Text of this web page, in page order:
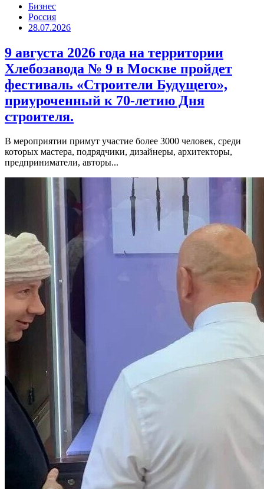
Бизнес
Россия
28.07.2026
9 августа 2026 года на территории
Хлебозавода № 9 в Москве пройдет
фестиваль «Строители Будущего»,
приуроченный к 70-летию Дня
строителя.
В мероприятии примут участие более 3000 человек, среди
которых мастера, подрядчики, дизайнеры, архитекторы,
предприниматели, авторы...